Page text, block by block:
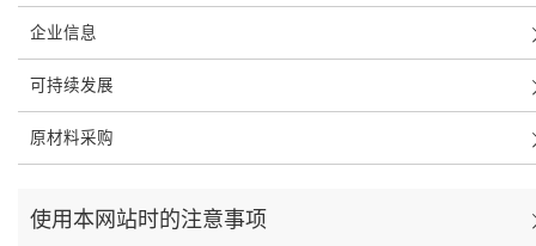
企业信息
可持续发展
原材料采购
使用本网站时的注意事项